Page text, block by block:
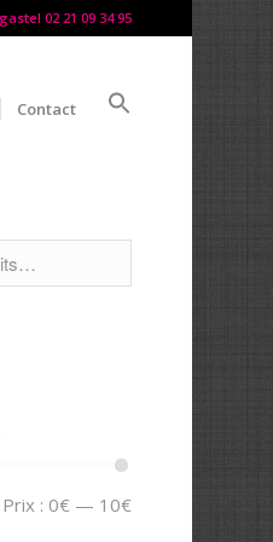
02 21 09 34 95
Contact
Prix : 0€— 10€